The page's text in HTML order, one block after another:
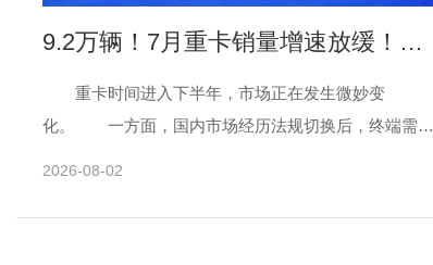
9.2万辆！7月重卡销量增速放缓！出
口、电卡扛着市场往前走 | 光耀评车
重卡时间进入下半年，市场正在发生微妙变
化。 一方面，国内市场经历法规切换后，终端需求
2026-08-02